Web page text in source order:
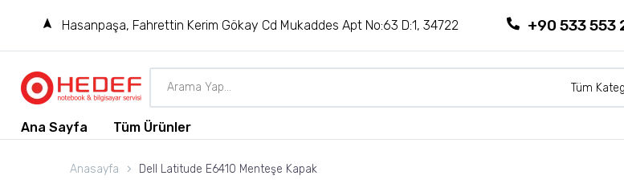
Hasanpaşa, Fahrettin Kerim Gökay Cd Mukaddes Apt No:63 D:1, 34722 +90 533 553
Tüm
Ana Sayfa Tüm Ürünler
Anasayfa Dell Latitude E6410 Menteşe Kapak